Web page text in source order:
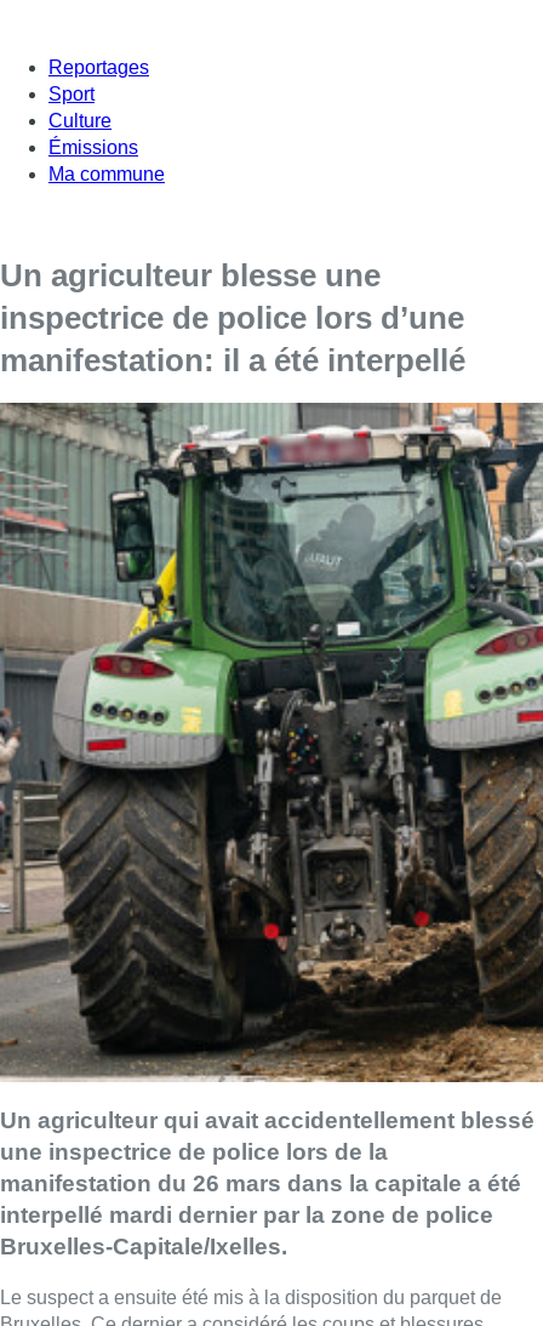
Reportages
Sport
Culture
Émissions
Ma commune
Un agriculteur blesse une
inspectrice de police lors d’une
manifestation: il a été interpellé
Un agriculteur qui avait accidentellement blessé
une inspectrice de police lors de la
manifestation du 26 mars dans la capitale a été
interpellé mardi dernier par la zone de police
Bruxelles-Capitale/Ixelles.
Le suspect a ensuite été mis à la disposition du parquet de